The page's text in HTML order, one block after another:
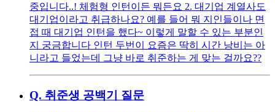
중입니다..! 체험형 인턴이든 뭐든요 2. 대기업 계열사도
대기업이라고 취급하나요? 예를 들어 뭐 지인들이나 면
접 때 대기업 인턴을 했다~ 이렇게 말할 수 있는 부분인
지 궁금합니다 인턴 두번이 요즘은 딱히 시간 낭비는 아
니라고 들었는데 그냥 바로 취준하는 게 맞는 걸까요??
Q. 취준생 공백기 질문